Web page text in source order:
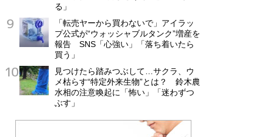
る」
「転売ヤーから買わないで」アイラッ
プ公式が“ウォッシャブルタンク”増産を
報告 SNS「心強い」「落ち着いたら
買う」
見つけたら踏みつぶして…サクラ、ウ
メ枯らす“特定外来生物”とは？ 鈴木農
水相の注意喚起に「怖い」「迷わずつ
ぶす」